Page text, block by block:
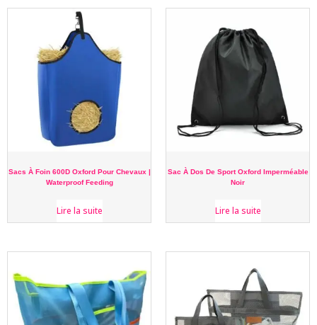
Sacs À Foin 600D Oxford Pour Chevaux |
Waterproof Feeding
Lire la suite
Sac À Dos De Sport Oxford Imperméable
Noir
Lire la suite